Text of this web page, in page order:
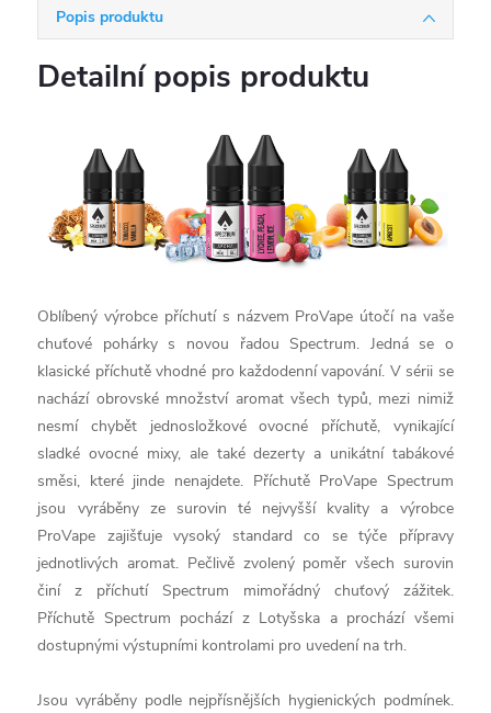
Popis produktu
Detailní popis produktu
Oblíbený výrobce příchutí s názvem ProVape útočí na vaše
chuťové pohárky s novou řadou Spectrum. Jedná se o
klasické příchutě vhodné pro každodenní vapování. V sérii se
nachází obrovské množství aromat všech typů, mezi nimiž
nesmí chybět jednosložkové ovocné příchutě, vynikající
sladké ovocné mixy, ale také dezerty a unikátní tabákové
směsi, které jinde nenajdete. Příchutě ProVape Spectrum
jsou vyráběny ze surovin té nejvyšší kvality a výrobce
ProVape zajišťuje vysoký standard co se týče přípravy
jednotlivých aromat. Pečlivě zvolený poměr všech surovin
činí z příchutí Spectrum mimořádný chuťový zážitek.
Příchutě Spectrum pochází z Lotyšska a prochází všemi
dostupnými výstupními kontrolami pro uvedení na trh.
Jsou vyráběny podle nejpřísnějších hygienických podmínek.